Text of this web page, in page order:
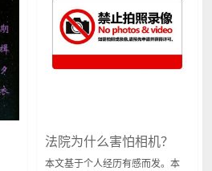
法院为什么害怕相机？
本文基于个人经历有感而发。本